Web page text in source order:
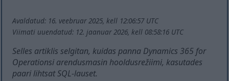
Avaldatud: 16. veebruar 2025, kell 12:06:57 UTC
Viimati uuendatud: 12. jaanuar 2026, kell 08:58:16 UTC
Selles artiklis selgitan, kuidas panna Dynamics 365 for
Operationsi arendusmasin hooldusrežiimi, kasutades
paari lihtsat SQL-lauset.